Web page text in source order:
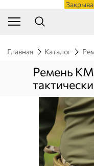
Главная Каталог
Ремень